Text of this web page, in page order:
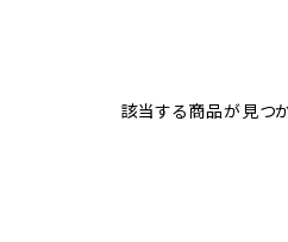
該当する商品が見つか